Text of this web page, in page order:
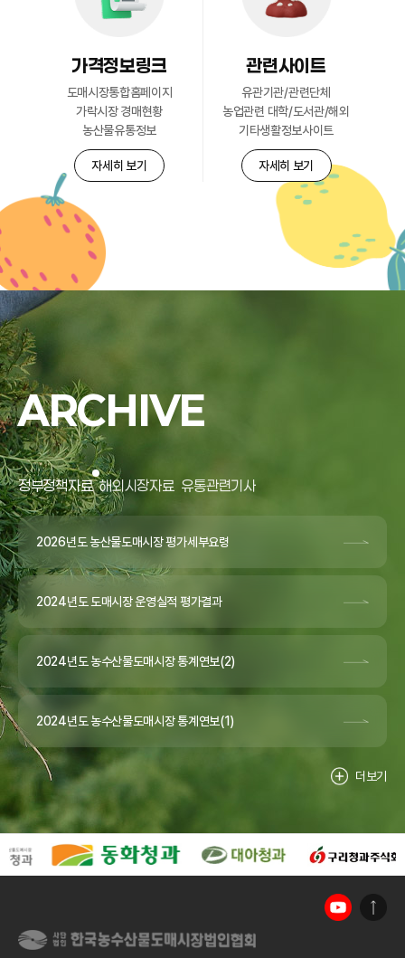
가격정보링크
도매시장통합홈페이지
가락시장 경매현황
농산물유통정보
자세히 보기
관련사이트
유관기관/관련단체
농업관련 대학/도서관/해외
기타생활정보사이트
자세히 보기
ARCHIVE
정부정책자료 해외시장자료 유통관련기사
2026년도 농산물도매시장 평가세부요령
2024년도 도매시장 운영실적 평가결과
2024년도 농수산물도매시장 통계연보(2)
2024년도 농수산물도매시장 통계연보(1)
더보기